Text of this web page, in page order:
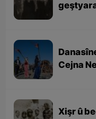
Cejna
Xişr û